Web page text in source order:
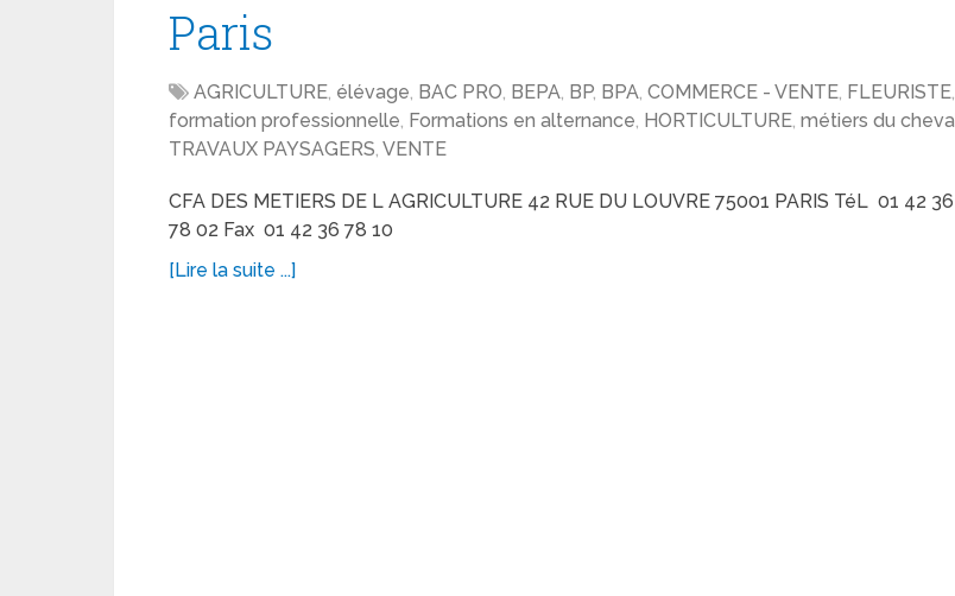
Paris
AGRICULTURE, élévage, BAC PRO, BEPA, BP, BPA, COMMERCE - VENTE, FLEURISTE,
formation professionnelle, Formations en alternance, HORTICULTURE, métiers du
TRAVAUX PAYSAGERS, VENTE
CFA DES METIERS DE L AGRICULTURE 42 RUE DU LOUVRE 75001 PARIS TéL 01 42 36
78 02 Fax 01 42 36 78 10
[Lire la suite ...]